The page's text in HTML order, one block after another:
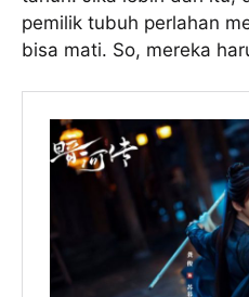
pemilik tubuh perlahan
bisa mati. So, mereka